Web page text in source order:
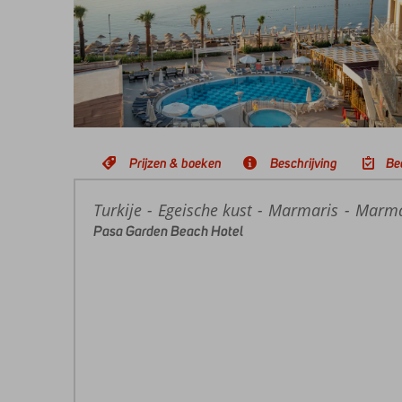
Prijzen & boeken Beschrijving
Home
Turkije Egeische kust Marmaris
Pasa Garden Beach Hotel